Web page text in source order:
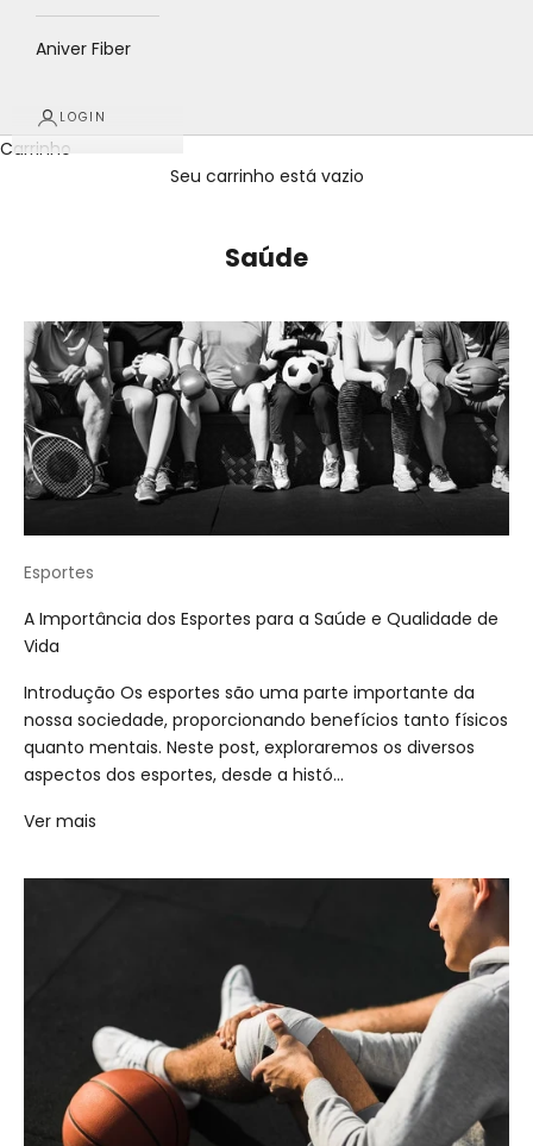
Aniver Fiber
LOGIN
Carrinho
Seu carrinho está vazio
Saúde
Esportes
A Importância dos Esportes para a Saúde e Qualidade de
Vida
Introdução Os esportes são uma parte importante da
nossa sociedade, proporcionando benefícios tanto físicos
quanto mentais. Neste post, exploraremos os diversos
aspectos dos esportes, desde a histó...
Ver mais